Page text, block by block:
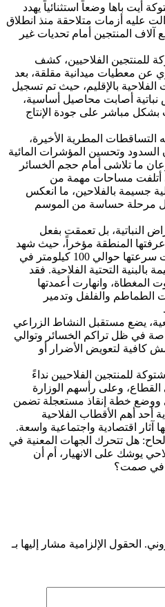
أيت باها وضعاً استثنائياً يهدد
عليه أزمات متلاحقة منذ انطلاق
المنتجين أمام تحديات غير
للمنتجين الفلاحيين، كشف
عن معطيات ميدانية مقلقة، بعد
بالإقليم، حيث تم تسجيل
أصابت محاصيل أساسية،
مباشر على جودة الإنتاج
التساقطات المطرية الأخيرة،
وتحسين المؤشرات المائية
ما تلاشى أمام حجم الخسائر
أتلفت مساحات مهمة من
جسيمة بالفلاحين، ما انعكس
مرحلة حساسة من الموسم
النباتية، بل تعمقت بفعل
عرفتها المنطقة مؤخراً، حيث شهد
الإقليم عواصف رملية قوية بلغت سرعتها حوالي 100 كيلومتر في
التحتية الفلاحية. فقد
المغطاة، وانهارت أعمدتها
الطماطم والفلفل وتدمير
يضع مستقبل النشاط الزراعي
في ظل تراكم الخسائر وتوالي
كافية لتعويض الأضرار أو
للمنتجين الفلاحيين نداءً
وعلى رأسهم الوزارة
ووضع خطة إنقاذ مستعجلة تضمن
أحد أهم الأقطاب الفلاحية
آثار اقتصادية واجتماعية واسعة.
هل تتحرك الجهات المعنية في
يوشك على الانهيار، أم أن
في صمت؟
الحقول الإلزامية مشار إليها بـ